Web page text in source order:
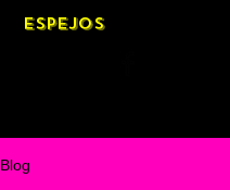
ESPEJOS
Blog